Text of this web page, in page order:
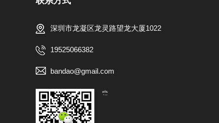
深圳市龙凝区龙灵路望龙大厦1022
19525066382
bandao@gmail.com
【扫一扫，关注我们】